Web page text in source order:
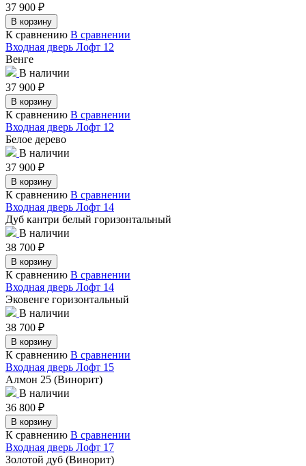
37 900 ₽
В корзину
К сравнению В сравнении
Входная дверь Лофт 12
Венге
В наличии
37 900 ₽
В корзину
К сравнению В сравнении
Входная дверь Лофт 12
Белое дерево
В наличии
37 900 ₽
В корзину
К сравнению В сравнении
Входная дверь Лофт 14
Дуб кантри белый горизонтальный
В наличии
38 700 ₽
В корзину
К сравнению В сравнении
Входная дверь Лофт 14
Эковенге горизонтальный
В наличии
38 700 ₽
В корзину
К сравнению В сравнении
Входная дверь Лофт 15
Алмон 25 (Винорит)
В наличии
36 800 ₽
В корзину
К сравнению В сравнении
Входная дверь Лофт 17
Золотой дуб (Винорит)